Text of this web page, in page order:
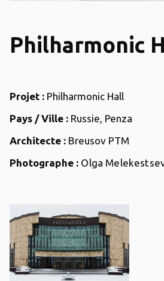
Philharmonic
Projet : Philharmonic Hall
Pays / Ville : Russie, Penza
Architecte : Breusov PTM
Photographe : Olga